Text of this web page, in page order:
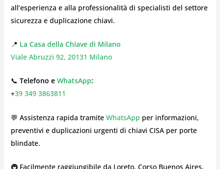
all’esperienza e alla professionalità di specialisti del settore
sicurezza e duplicazione chiavi.
📍 La Casa della Chiave di Milano
Viale Abruzzi 92, 20131 Milano
📞 Telefono e WhatsApp:
+39 349 3863811
💬 Assistenza rapida tramiteWhatsApp per informazioni,
preventivi e duplicazioni urgenti di chiavi CISA per porte
blindate.
🚇 Facilmente raggiungibile da Loreto, Corso Buenos Aires,